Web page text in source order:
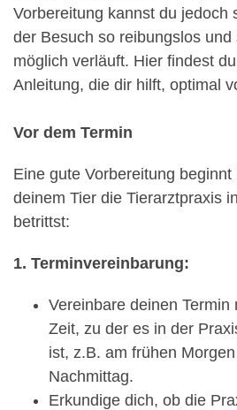
Vorbereitung kannst du jedoch
der Besuch so reibungslos und
möglich verläuft. Hier findest
Anleitung, die dir hilft, optimal
Vor dem Termin
Eine gute Vorbereitung
deinem Tier die Tierarztpraxis
betrittst:
1. Terminvereinbarung:
Vereinbare deinen Termin
Zeit, zu der es in der
ist, z.B. am frühen
Nachmittag.
Erkundige dich, ob die